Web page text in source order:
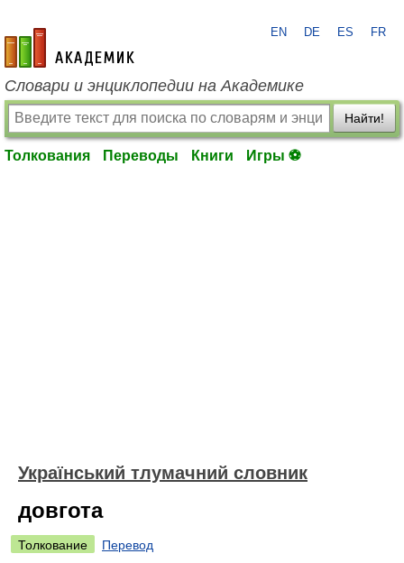
academic.ru
EN DE ES FR
Словари и энциклопедии на Академике
Найти!
Толкования Переводы Книги Игры ⚽
Український тлумачний словник
довгота
Толкование
Перевод